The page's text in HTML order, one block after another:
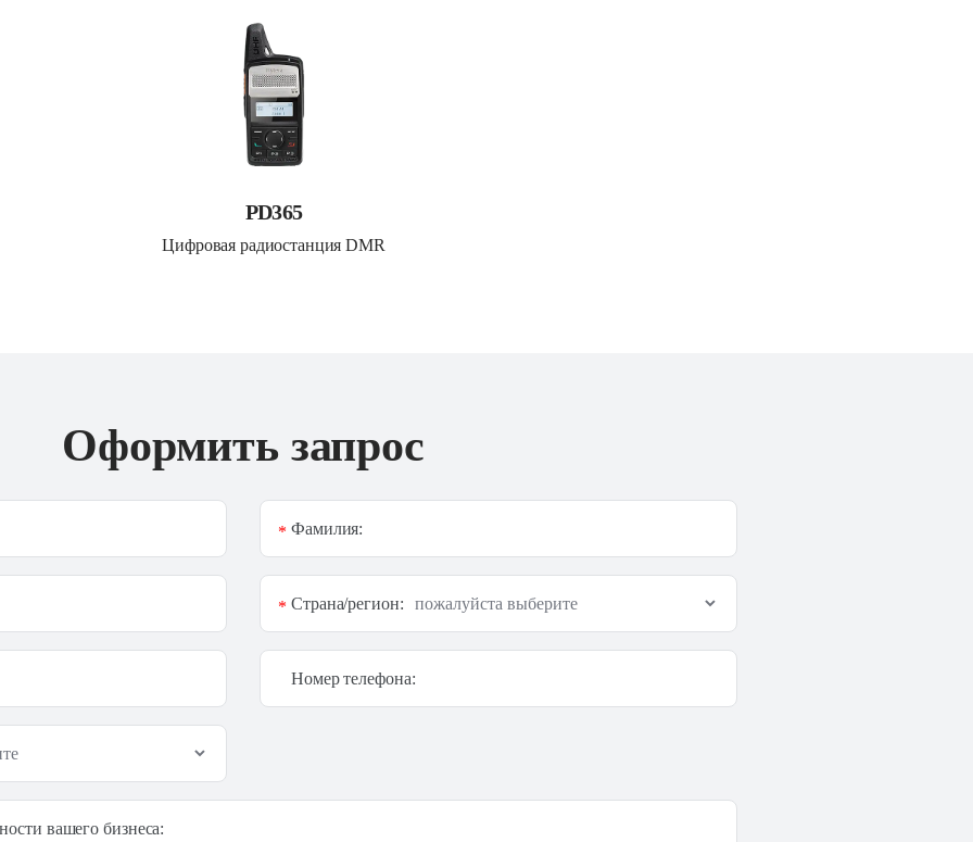
PD365
Цифровая радиостанция DMR
Оформить запрос
Фамилия:
*
Страна/регион:
*
Номер телефона:
вашего бизнеса: